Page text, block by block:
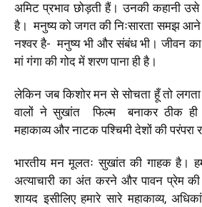
अमिट प्रभाव छोड़ती हैं। उनकी कहानी उसे
है। मनुष्य को जगत की निःसारता समझ
नश्वर है- मनुष्य भी और संबंध भी। जीवन का
मां गंगा की गोद में शरण पाना ही है।
लेकिन जब किशोर मन से सोचता हूँ तो लगता
वालों ने सुखांत फिल्म बनाकर ठीक ही
महाकाव्य और नाटक पश्चिमी देशों की परंपरा
भारतीय मन मूलतः सुखांत की गाहक है।
अत्याचारी का अंत करने और पावन प्रेम
शायद इसीलिए हमारे सारे महाकाव्य,